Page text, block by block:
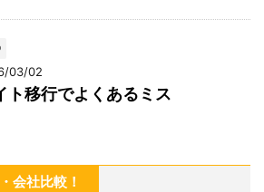
03/02
ト移行でよくあるミス
会社比較！